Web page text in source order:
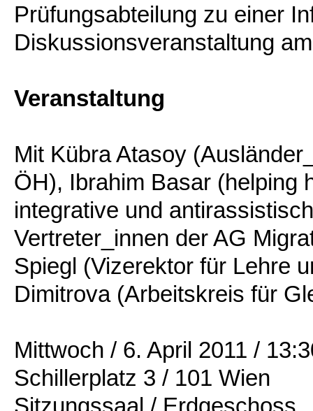
Prüfungsabteilung zu einer
Diskussionsveranstaltung
Veranstaltung
Mit Kübra Atasoy
ÖH), Ibrahim Basar (helping
integrative und
Vertreter_innen der AG
Spiegl (Vizerektor für Lehre
Dimitrova (Arbeitskreis für
Mittwoch / 6. April 2011 /
Schillerplatz 3 / 101 Wien
Sitzungssaal / Erdgeschoss